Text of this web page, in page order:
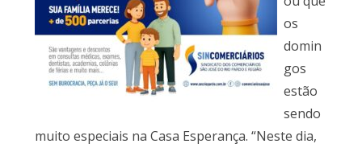
os
domin
gos
estão
sendo
muito especiais na Casa Esperança. “Neste dia,